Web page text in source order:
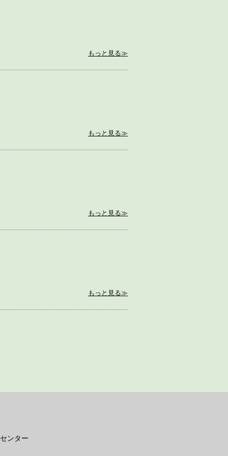
もっと見る≫
もっと見る≫
もっと見る≫
もっと見る≫
ンター